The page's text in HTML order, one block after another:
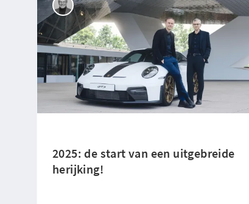
2025: de start van een uitgebreide
herijking!